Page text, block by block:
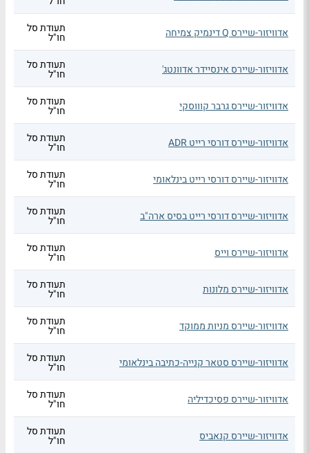
אדוויזור-שיירס Q דינמיק צמיחה תעודת סל
חו"ל
אדוויזור-שיירס אינסיידר אדוונטג' תעודת סל
חו"ל
אדוויזור-שיירס גרבר קוווסקי תעודת סל
חו"ל
אדוויזור-שיירס דורסי רייט ADR תעודת סל
חו"ל
אדוויזור-שיירס דורסי רייט בינלאומי תעודת סל
חו"ל
אדוויזור-שיירס דורסי רייט בסיס ארה"ב תעודת סל
חו"ל
אדוויזור-שיירס וייס תעודת סל
חו"ל
אדוויזור-שיירס מלונות תעודת סל
חו"ל
אדוויזור-שיירס מניות ממוקד תעודת סל
חו"ל
אדוויזור-שיירס סטאר קנייה-כתיבה בינלאומי תעודת סל
חו"ל
אדוויזור-שיירס פסיכדיליה תעודת סל
חו"ל
אדוויזור-שיירס קנאביס תעודת סל
חו"ל